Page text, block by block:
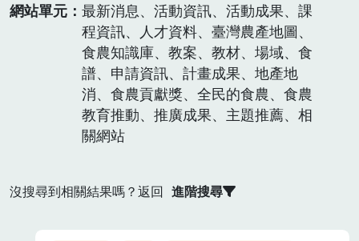
網站單元
最新消息、活動資訊、活動成果、課
程資訊、人才資料、臺灣農產地圖、
食農知識庫、教案、教材、場域、食
譜、申請資訊、計畫成果、地產地
消、食農貢獻獎、全民的食農、食農
教育推動、推廣成果、主題推薦、相
關網站
沒搜尋到相關結果嗎？返回 進階搜尋